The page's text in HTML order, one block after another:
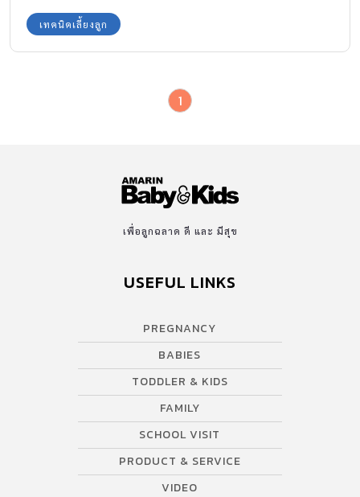
จริงแล้วความเชื่อเรื่องการเลี้ยงลูกในสมัยโบราณสามารถนำมาใช้เลี้ยง
ลูกในปัจจุบันได้หรือไม่ อย่างไร 1.การโกนผมไฟ เชื่อว่า การโกนผมไฟ
ผมไฟช้าเชื่อกันว่าจะทำให้เด็กดื้อและเลี้ยงยาก คุณหมอบอก สมัยก่อน
ไปที่เรื่องของความสะอาดเป็นหลัก ซึ่งปัจจุบันหลายครอบครัวก็ยังนิยม
ทำ เพราะคิดว่าจะทำให้เส้นผมที่ขึ้นใหม่ดกดำขึ้น ซึ่งไม่มีผลเสียแต่
ควรให้ผู้ที่มีความเชี่ยวชาญโกนผมให้ 2.ดอกอัญชัน กานพลู น้ำนมแม่
ทาผมทาคิ้วให้เด็กแรกเกิดหรือกานพลูมาจุ่มขี้เทา หรือใช้น้ำนมแม่ทา
หนักศีรษะทำให้ผมดกดำขึ้น ส่วนกานพลู น้ำนมแม่หรือขี้เทาของเด็กยัง
ไม่มีการพิสูจน์ทางวิทยาศาสตร์ว่าช่วยได้แต่อย่างใด ข้อควรระวัง อาจ
ก่อให้เกิดอาการผื่นแพ้กับผิวที่บอบบางของลูกน้อย 3.ดัดขาลูกหลัง
อาบน้ำ เชื่อว่า ดัดขาให้ลูกหลังจากอาบน้ำ ขาจะสวยตรงเมื่อโตขึ้น คุณ
หมอบอก การดัดหรือยืดขาของลูกเบา ๆ จะช่วยให้ลูกได้ยืดเส้นยืดสาย
บ้างเท่านั้น ไม่ใช่การดัดเพื่อเปลี่ยนรูปกระดูก […]
เทคนิคเลี้ยงลูก
1
เพื่อลูกฉลาด ดี และ มีสุข
USEFUL LINKS
PREGNANCY
BABIES
TODDLER & KIDS
FAMILY
SCHOOL VISIT
PRODUCT & SERVICE
VIDEO